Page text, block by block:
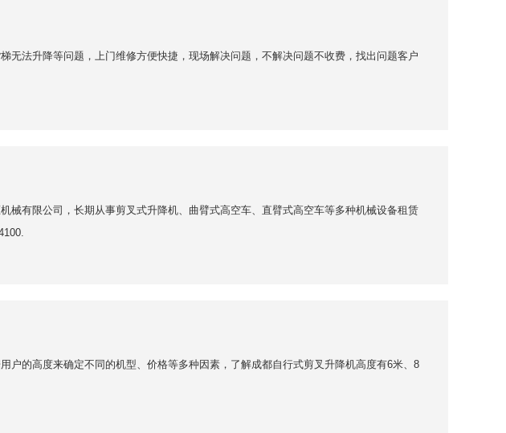
无法升降等问题，上门维修方便快捷，现场解决问题，不解决问题不收费，找出问题客户
械有限公司，长期从事剪叉式升降机、曲臂式高空车、直臂式高空车等多种机械设备租赁
户的高度来确定不同的机型、价格等多种因素，了解成都自行式剪叉升降机高度有6米、8